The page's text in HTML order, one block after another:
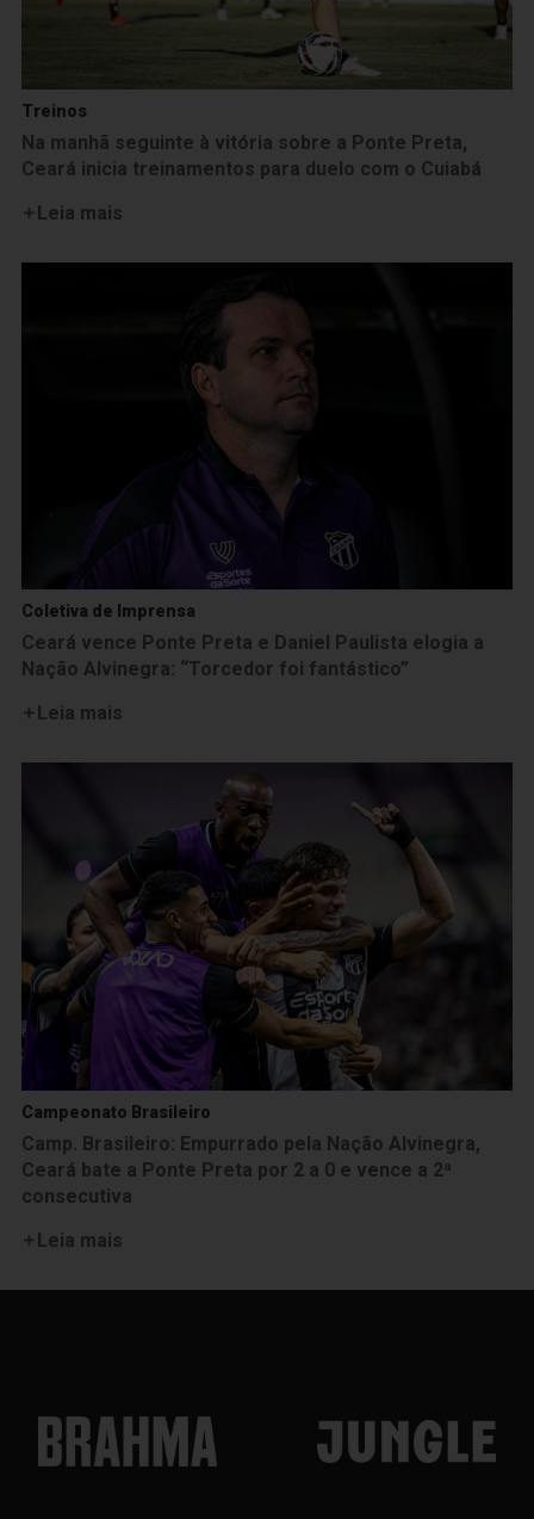
Treinos
Na manhã seguinte à vitória sobre a Ponte Preta,
Ceará inicia treinamentos para duelo com o Cuiabá
Leia mais
Coletiva de Imprensa
Ceará vence Ponte Preta e Daniel Paulista elogia a
Nação Alvinegra: “Torcedor foi fantástico”
Leia mais
Campeonato Brasileiro
Camp. Brasileiro: Empurrado pela Nação Alvinegra,
Ceará bate a Ponte Preta por 2 a 0 e vence a 2ª
consecutiva
Leia mais